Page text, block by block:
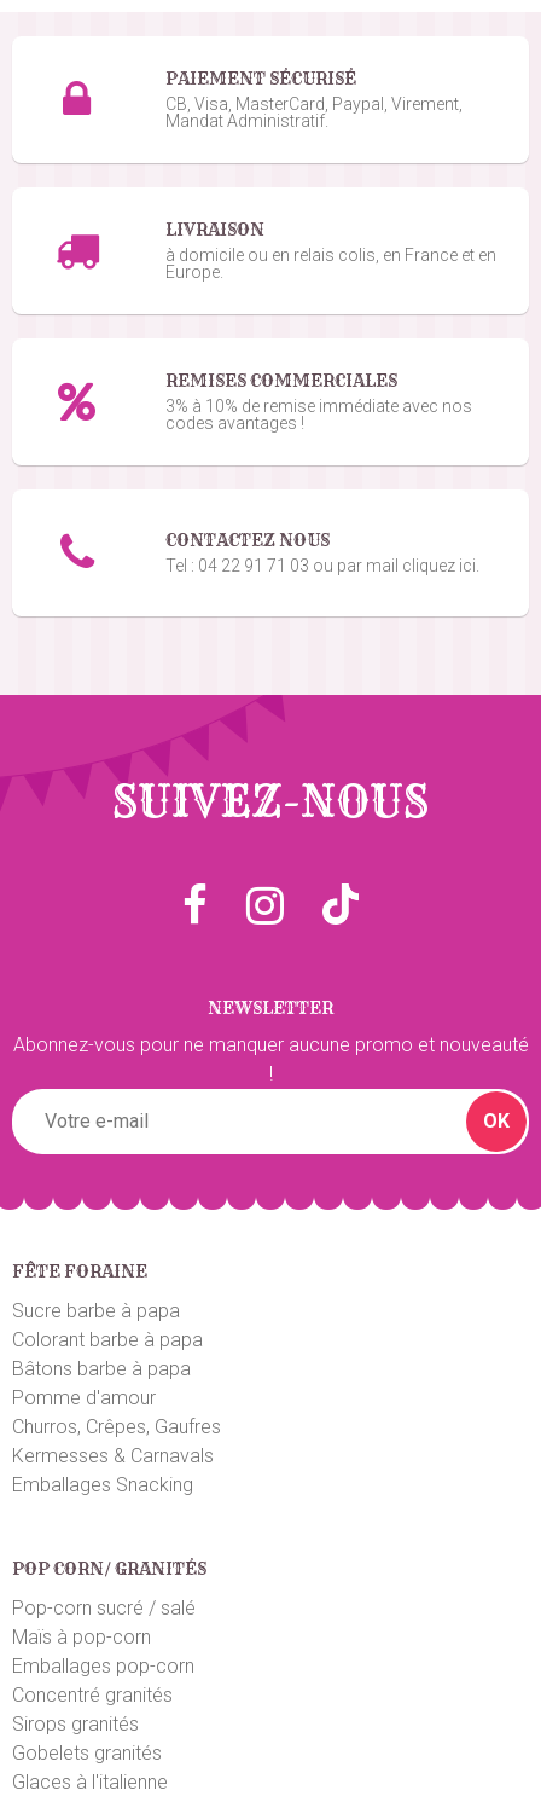
PAIEMENT SÉCURISÉ
CB, Visa, MasterCard, Paypal, Virement,
Mandat Administratif.
LIVRAISON
à domicile ou en relais colis, en France et en
Europe.
REMISES COMMERCIALES
3% à 10% de remise immédiate avec nos
codes avantages !
CONTACTEZ NOUS
Tel : 04 22 91 71 03 ou par mail cliquez ici.
SUIVEZ-NOUS
NEWSLETTER
Abonnez-vous pour ne manquer aucune promo et nouveauté
!
OK
FÊTE FORAINE
Sucre barbe à papa
Colorant barbe à papa
Bâtons barbe à papa
Pomme d'amour
Churros, Crêpes, Gaufres
Kermesses & Carnavals
Emballages Snacking
POP CORN/ GRANITÉS
Pop-corn sucré / salé
Maïs à pop-corn
Emballages pop-corn
Concentré granités
Sirops granités
Gobelets granités
Glaces à l'italienne